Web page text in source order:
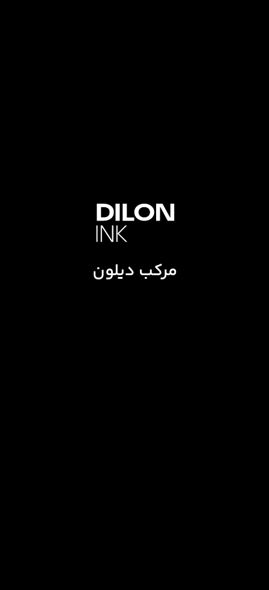
مرکب دیلون